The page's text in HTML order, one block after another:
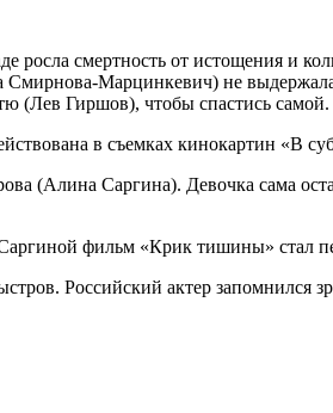
росла смертность от истощения и
Марцинкевич) не
(Лев Гиршов), чтобы спастись самой.
в съемках кинокартин «В
(Алина Саргина). Девочка сама
фильм «Крик тишины» стал
Российский актер запомнился